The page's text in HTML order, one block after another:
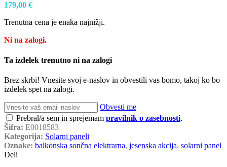
179,00 €
Trenutna cena je enaka najnižji.
Ni na zalogi.
Ta izdelek trenutno ni na zalogi
Brez skrbi! Vnesite svoj e-naslov in obvestili vas bomo, takoj ko bo
izdelek spet na zalogi.
Obvesti me
Prebral/a sem in sprejemam pravilnik o zasebnosti.
Šifra: E0018583
Kategorija: Solarni paneli
Oznake: balkonska sončna elektrarna, jesenska akcija, solarni panel
Deli